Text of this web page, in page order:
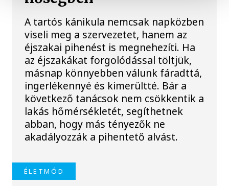
A tartós kánikula nemcsak napközben
viseli meg a szervezetet, hanem az
éjszakai pihenést is megnehezíti. Ha
az éjszakákat forgolódással töltjük,
másnap könnyebben válunk fáradttá,
ingerlékennyé és kimerültté. Bár a
következő tanácsok nem csökkentik a
lakás hőmérsékletét, segíthetnek
abban, hogy más tényezők ne
akadályozzák a pihentető alvást.
ÉLETMÓD